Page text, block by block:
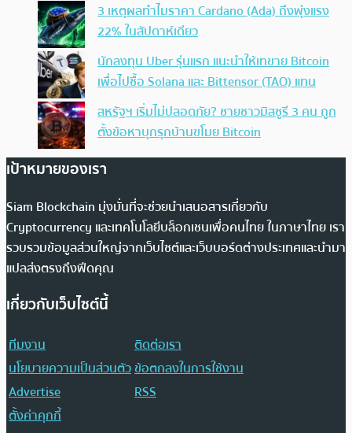
3 เหตุผลทำไมราคา Cardano (Ada) ถึงพุ่งแรง
22% ในสัปดาห์เดียว
นักลงทุน Uber รุ่นแรก แนะนำให้เทขาย Bitcoin
เพื่อไปซื้อ Solana และ Bittensor (TAO) แทน
สหรัฐฯ เริ่มไม่ปลอดภัย? ชายชาวมิสซูรี 3 คน ถูก
ตั้งข้อหาบุกรุกบ้านขโมย Bitcoin
เป้าหมายของเรา
Siam Blockchain มุ่งมั่นที่จะช่วยนำเสนอสารเกี่ยวกับ
Cryptocurrency และเทคโนโลยีบล็อกเชนเพื่อคนไทย ในภาษาไทย เรา
รวบรวมข้อมูลส่วนใหญ่จากเว็บไซต์และเว็บบอร์ดต่างประเทศและนำมา
แปลส่งตรงถึงฟีดคุณ
เกี่ยวกับเว็บไซต์นี้
ทีมงาน
ติดต่อเรา
นโยบายความเป็นส่วนตัวข้อตกลงในการใช้งาน
Advertise
RSS
ตั้งค่าคุกกี้